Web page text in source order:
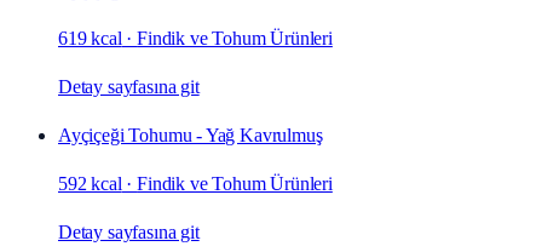
619 kcal ·Findik ve Tohum Ürünleri
Detay sayfasına git
Ayçiçeği Tohumu - Yağ Kavrulmuş
592 kcal ·Findik ve Tohum Ürünleri
Detay sayfasına git